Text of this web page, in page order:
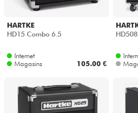
Eclairage
Batteries & Percu
HARTKE
HD15 Combo 6.5
Internet
Magasins
105.00 €